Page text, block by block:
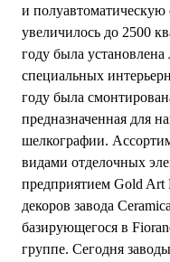
и полуавтоматическую
увеличилось до 2500
году была
специальных
году была
предназначенная для
шелкографии.
видами отделочных
предприятием Gold
декоров завода
базирующегося в
группе. Сегодня